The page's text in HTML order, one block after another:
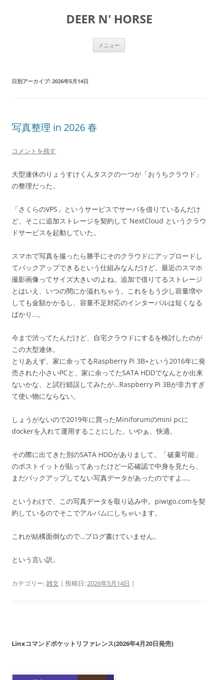
DEER N' HORSE
メニュー
日別アーカイブ: 2026年5月14日
写真整理 in 2026 春
コメントを残す
大型連休のりょうすけくんタスクの一つが「おうちクラウド」
の整理だった。
「さくらのVPS」というサービスでサーバを借りているんだけ
ど、そこに追加ストレージを契約して NextCloud というクラウ
ドサービスを起動していた。
スマホで写真を撮ったら勝手にそのクラウドにアップロードし
てバックアップできるという仕組みなんだけど、最近のスマホ
撮影画像ってサイズ大きいのよね。追加で借りてるストレージ
とはいえ、いつの間にか溢れちゃう。これをもう少し容量増や
しても金額かかるし、容量不足対応のインターバルは短くなる
ばかり…。
今まで渋ってたんだけど、自宅クラウドにするを検討したのが
この大型連休。
とりあえず、家に余ってるRaspberry Pi 3B+という2016年に発
売された小さいPCと、家に余ってたSATA HDDでなんとか出来
ないかな、と試行錯誤してみたが…Raspberry Pi 3Bが非力すぎ
て使い物にならない。
しょうがないので2019年に買ったMiniforumのmini pcに
dockerを入れて運用することにした。いやぁ、快適。
その際に出てきた別のSATA HDDがありまして。「破棄可能」
のポストイットが貼ってあったけど一応確認で中身を見たら、
まだバックアップしてない写真データがあったのですよ…。
というわけで、この写真データを取り込み中。piwigo.comを契
約しているのでそこでアルバムにしちゃいます。
これが結構面倒なので…ブログ書けていません。
という言い訳。
カテゴリー:雑文 | 投稿日:2026年5月14日 |
Linxコマンドポケットリファレンス(2026年4月20日発売)